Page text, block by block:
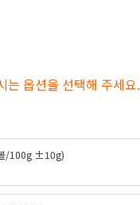
는 옵션을 선택해 주세요.
/100g ±10g)